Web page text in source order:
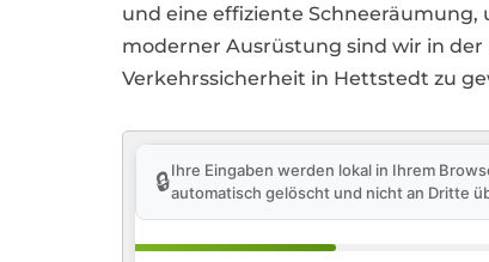
und eine effiziente
moderner Ausrüstung sind wir in der
Verkehrssicherheit in Hettstedt zu
🔒Ihre Eingaben werden lokal in Ihrem
automatisch gelöscht und nicht an Dritte